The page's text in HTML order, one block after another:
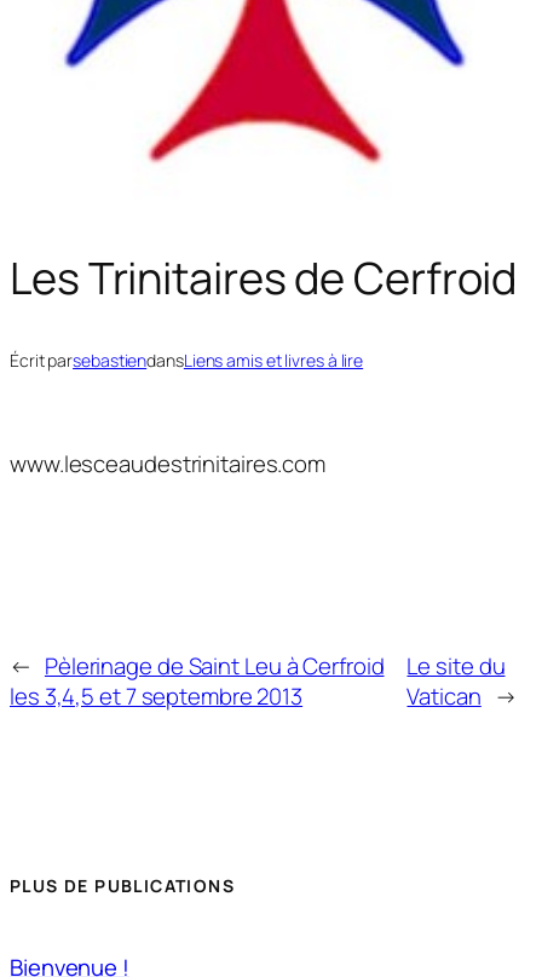
Les Trinitaires de Cerfroid
Écrit parsebastiendansLiens amis et livres à lire
www.lesceaudestrinitaires.com
← Pèlerinage de Saint Leu à Cerfroid
les 3,4,5 et 7 septembre 2013
Le site du
Vatican →
PLUS DE PUBLICATIONS
Bienvenue !